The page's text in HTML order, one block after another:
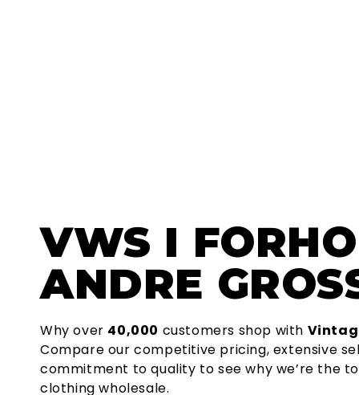
VWS I
ANDRE
Why over 40,000 customers shop with
Compare our competitive pricing, extensive
commitment to quality to see why we’re the
clothing wholesale.